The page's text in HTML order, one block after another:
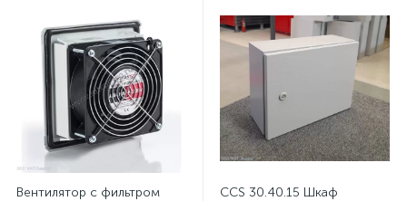
Вентилятор с фильтром
CCS 30.40.15 Шкаф